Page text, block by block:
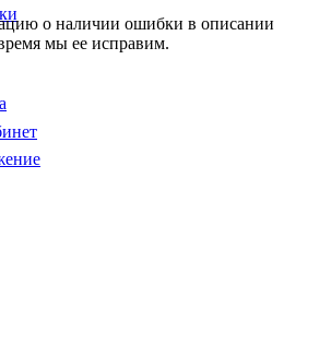
о наличии ошибки в описании
мы ее исправим.